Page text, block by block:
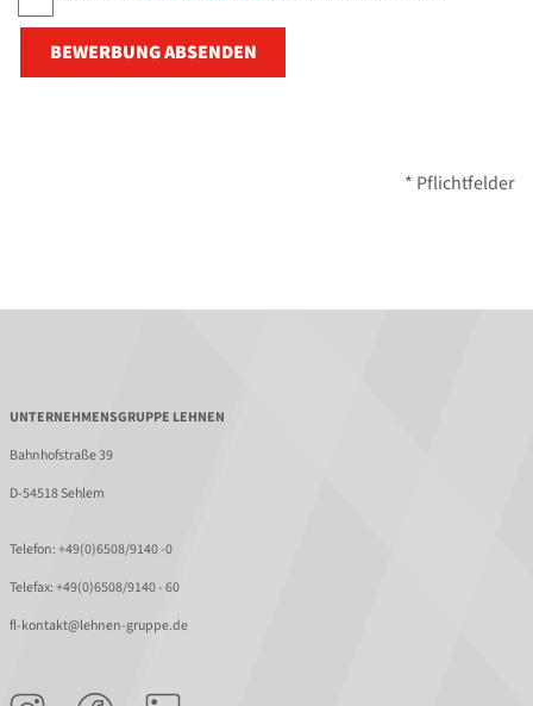
BEWERBUNG ABSENDEN
* Pflichtfelder
UNTERNEHMENSGRUPPE LEHNEN
Bahnhofstraße 39
D-54518 Sehlem
Telefon:+49(0)6508/9140 -0
Telefax: +49(0)6508/9140 - 60
fl-kontakt@lehnen-gruppe.de